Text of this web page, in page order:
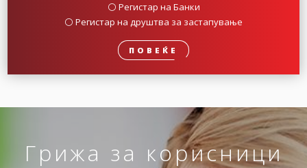
⚪️ Регистар на Банки
⚪️ Регистар на друштва за застапување
ПОВЕЌЕ
Грижа за корисници